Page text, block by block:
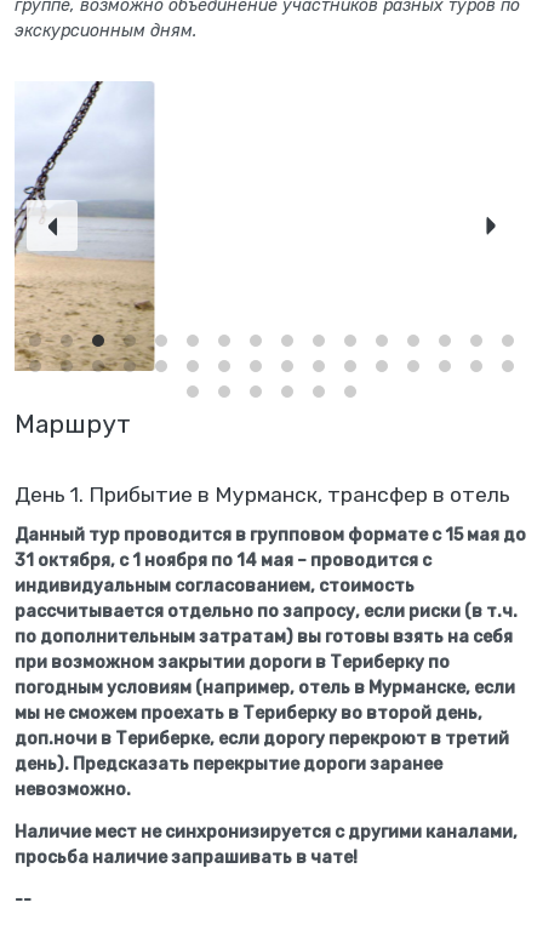
группе, возможно объединение участников разных туров по
экскурсионным дням.
Маршрут
День 1. Прибытие в Мурманск, трансфер в отель
Данный тур проводится в групповом формате с 15 мая до
31 октября, с 1 ноября по 14 мая – проводится с
индивидуальным согласованием, стоимость
рассчитывается отдельно по запросу, если риски (в т.ч.
по дополнительным затратам) вы готовы взять на себя
при возможном закрытии дороги в Териберку по
погодным условиям (например, отель в Мурманске, если
мы не сможем проехать в Териберку во второй день,
доп.ночи в Териберке, если дорогу перекроют в третий
день). Предсказать перекрытие дороги заранее
невозможно.
Наличие мест не синхронизируется с другими каналами,
просьба наличие запрашивать в чате!
--